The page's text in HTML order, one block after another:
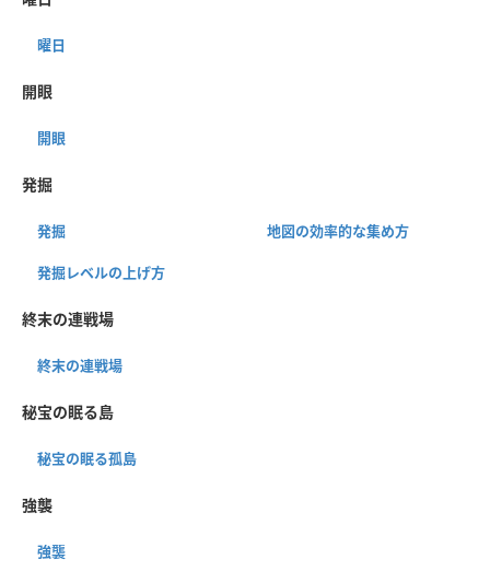
曜日
開眼
開眼
発掘
発掘 地図の効率的な集め方
発掘レベルの上げ方
終末の連戦場
終末の連戦場
秘宝の眠る島
秘宝の眠る孤島
強襲
強襲